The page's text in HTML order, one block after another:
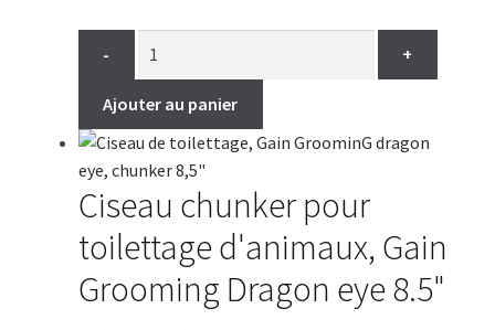
- +
Ajouter au panier
Ciseau chunker pour
toilettage d'animaux, Gain
Grooming Dragon eye 8.5"